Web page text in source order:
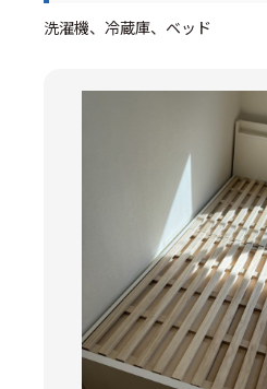
洗濯機、冷蔵庫、ベッド